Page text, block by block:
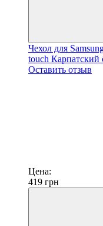
Чехол для
touch Карпатский
Оставить отзыв
Цена:
419 грн